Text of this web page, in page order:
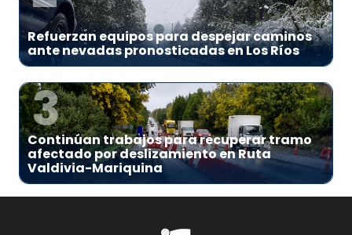
Refuerzan equipos para despejar caminos
ante nevadas pronosticadas en Los Ríos
3
Continúan trabajos para recuperar tramo
afectado por deslizamiento en Ruta
Valdivia-Mariquina